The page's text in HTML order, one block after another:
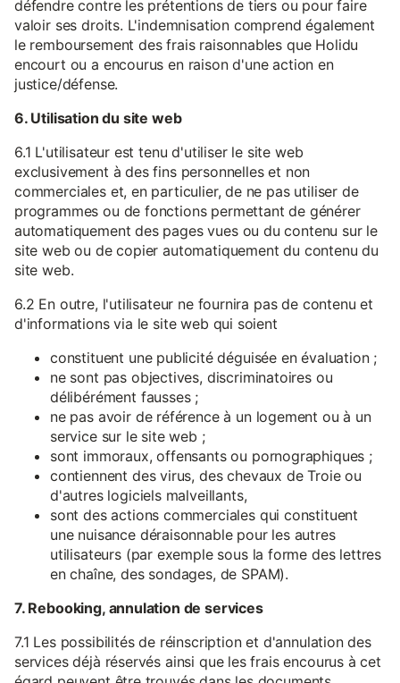
défendre contre les prétentions de tiers ou pour faire
valoir ses droits. L'indemnisation comprend également
le remboursement des frais raisonnables que Holidu
encourt ou a encourus en raison d'une action en
justice/défense.
6. Utilisation du site web
6.1 L'utilisateur est tenu d'utiliser le site web
exclusivement à des fins personnelles et non
commerciales et, en particulier, de ne pas utiliser de
programmes ou de fonctions permettant de générer
automatiquement des pages vues ou du contenu sur le
site web ou de copier automatiquement du contenu du
site web.
6.2 En outre, l'utilisateur ne fournira pas de contenu et
d'informations via le site web qui soient
constituent une publicité déguisée en évaluation ;
ne sont pas objectives, discriminatoires ou
délibérément fausses ;
ne pas avoir de référence à un logement ou à un
service sur le site web ;
sont immoraux, offensants ou pornographiques ;
contiennent des virus, des chevaux de Troie ou
d'autres logiciels malveillants,
sont des actions commerciales qui constituent
une nuisance déraisonnable pour les autres
utilisateurs (par exemple sous la forme des lettres
en chaîne, des sondages, de SPAM).
7. Rebooking, annulation de services
7.1 Les possibilités de réinscription et d'annulation des
services déjà réservés ainsi que les frais encourus à cet